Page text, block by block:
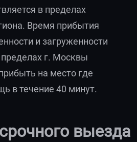
в пределах
Время прибытия
и загруженности
г. Москвы
на место где
в течение 40 минут.
выезда